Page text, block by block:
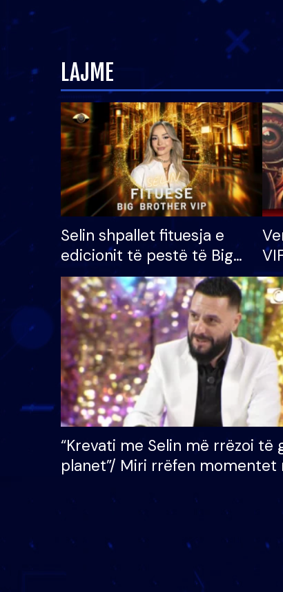
LAJME
Selin shpallet fituesja e
edicionit të pestë të Big
Brother VIP, rrëmben
çmimin e madh prej 100
mijë eurosh
“Krevati me Selin më rrëzoi të
planet”/ Miri rrëfen momentet
mungojë zilja e mëngjesit kur…